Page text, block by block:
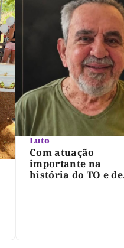
Luto
Com atuação
importante na
história do TO e de